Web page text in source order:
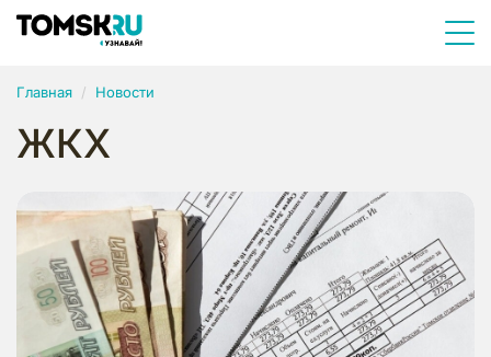
Главная Новости
ЖКХ